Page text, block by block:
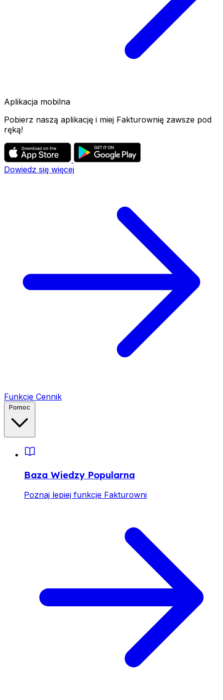
Aplikacja mobilna
Pobierz naszą aplikację i miej Fakturownię zawsze pod
ręką!
Dowiedz się więcej
Funkcje Cennik
Baza Wiedzy Popularna
Poznaj lepiej funkcje Fakturowni